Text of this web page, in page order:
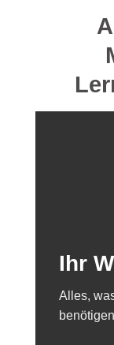
Ihr
Alles,
benötigen